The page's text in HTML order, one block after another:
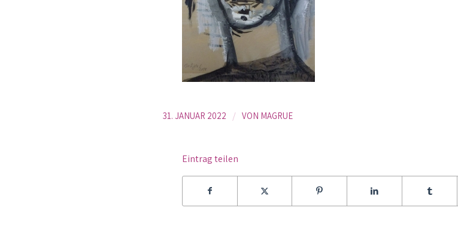
31. JANUAR 2022 / VON MAGRUE
Eintrag teilen